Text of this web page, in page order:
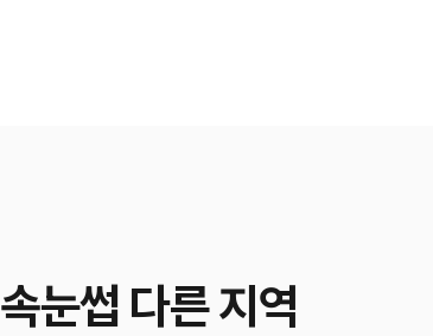
속눈썹 다른 지역